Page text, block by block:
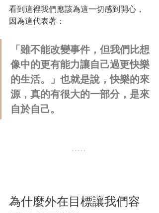
看到這裡我們應該為這一切感到開心，
因為這代表著：
「雖不能改變事件，但我們比想
像中的更有能力讓自己過更快樂
的生活。」也就是說，快樂的來
源，真的有很大的一部分，是來
自於自己。
為什麼外在目標讓我們容